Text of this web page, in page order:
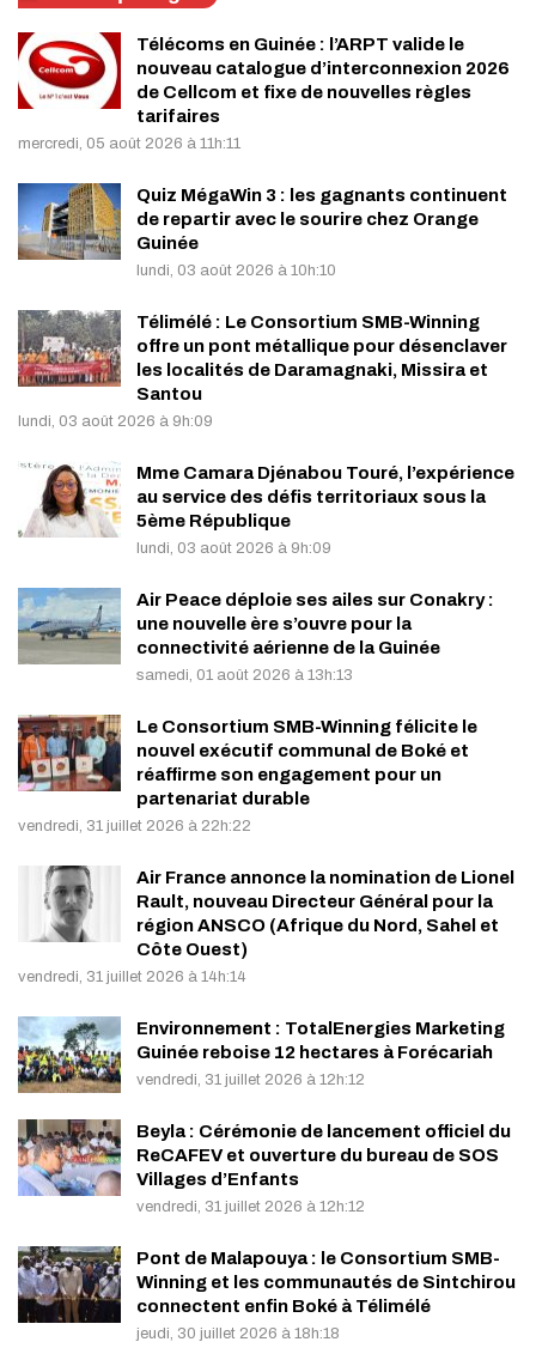
Télécoms en Guinée : l’ARPT valide le
nouveau catalogue d’interconnexion 2026
de Cellcom et fixe de nouvelles règles
tarifaires
mercredi, 05 août 2026 à 11h:11
Quiz MégaWin 3 : les gagnants continuent
de repartir avec le sourire chez Orange
Guinée
lundi, 03 août 2026 à 10h:10
Télimélé : Le Consortium SMB-Winning
offre un pont métallique pour désenclaver
les localités de Daramagnaki, Missira et
Santou
lundi, 03 août 2026 à 9h:09
Mme Camara Djénabou Touré, l’expérience
au service des défis territoriaux sous la
5ème République
lundi, 03 août 2026 à 9h:09
Air Peace déploie ses ailes sur Conakry :
une nouvelle ère s’ouvre pour la
connectivité aérienne de la Guinée
samedi, 01 août 2026 à 13h:13
Le Consortium SMB-Winning félicite le
nouvel exécutif communal de Boké et
réaffirme son engagement pour un
partenariat durable
vendredi, 31 juillet 2026 à 22h:22
Air France annonce la nomination de Lionel
Rault, nouveau Directeur Général pour la
région ANSCO (Afrique du Nord, Sahel et
Côte Ouest)
vendredi, 31 juillet 2026 à 14h:14
Environnement : TotalEnergies Marketing
Guinée reboise 12 hectares à Forécariah
vendredi, 31 juillet 2026 à 12h:12
Beyla : Cérémonie de lancement officiel du
ReCAFEV et ouverture du bureau de SOS
Villages d’Enfants
vendredi, 31 juillet 2026 à 12h:12
Pont de Malapouya : le Consortium SMB-
Winning et les communautés de Sintchirou
connectent enfin Boké à Télimélé
jeudi, 30 juillet 2026 à 18h:18